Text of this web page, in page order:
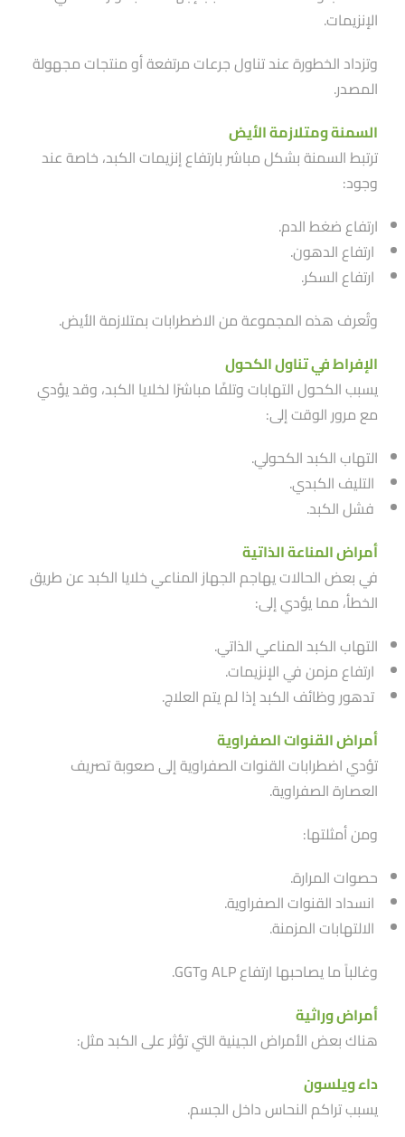
الإنزيمات.
وتزداد الخطورة عند تناول جرعات مرتفعة أو منتجات مجهولة
المصدر.
السمنة ومتلازمة الأيض
ترتبط السمنة بشكل مباشر بارتفاع إنزيمات الكبد، خاصة عند
وجود:
ارتفاع ضغط الدم.
ارتفاع الدهون.
ارتفاع السكر.
وتُعرف هذه المجموعة من الاضطرابات بمتلازمة الأيض.
الإفراط في تناول الكحول
يسبب الكحول التهابات وتلفًا مباشرًا لخلايا الكبد، وقد يؤدي
مع مرور الوقت إلى:
التهاب الكبد الكحولي.
التليف الكبدي.
فشل الكبد.
أمراض المناعة الذاتية
في بعض الحالات يهاجم الجهاز المناعي خلايا الكبد عن طريق
الخطأ، مما يؤدي إلى:
التهاب الكبد المناعي الذاتي.
ارتفاع مزمن في الإنزيمات.
تدهور وظائف الكبد إذا لم يتم العلاج.
أمراض القنوات الصفراوية
تؤدي اضطرابات القنوات الصفراوية إلى صعوبة تصريف
العصارة الصفراوية.
ومن أمثلتها:
حصوات المرارة.
انسداد القنوات الصفراوية.
الالتهابات المزمنة.
وغالباََ ما يصاحبها ارتفاع ALP وGGT.
أمراض وراثية
هناك بعض الأمراض الجينية التي تؤثر على الكبد مثل:
داء ويلسون
يسبب تراكم النحاس داخل الجسم.